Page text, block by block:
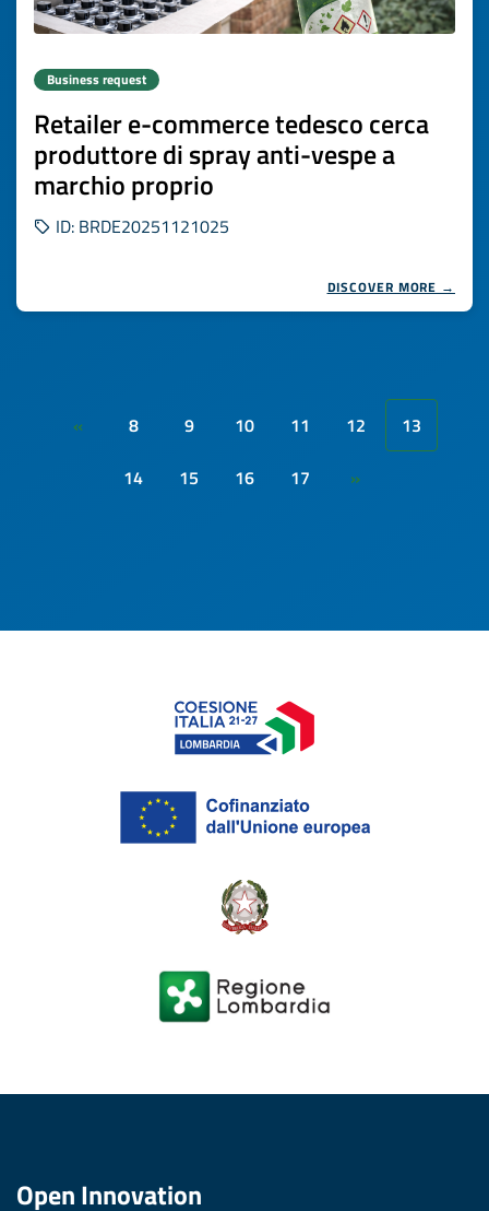
Business request
Retailer e-commerce tedesco cerca
produttore di spray anti-vespe a
marchio proprio
ID: BRDE20251121025
DISCOVER MORE →
« 8 9 10 11 12
13
14
15 16 17 »
Open Innovation